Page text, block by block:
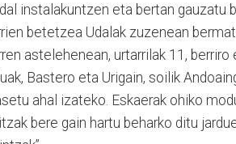
instalakuntzen eta bertan gauzatu
betetzea Udalak zuzenean
astelehenean, urtarrilak 11,
Bastero eta Urigain, soilik
ahal izateko. Eskaerak ohiko
bere gain hartu beharko ditu